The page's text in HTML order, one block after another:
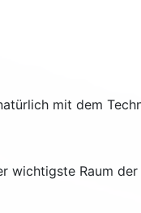
mit dem
wichtigste Raum